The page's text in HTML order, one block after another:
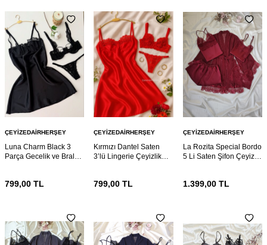
ÇEYIZEDAIRHERŞEY
Luna Charm Black 3
Parça Gecelik ve Bralet
799,00 TL
ÇEYIZEDAIRHERŞEY
Kırmızı Dantel Saten
3’lü Lingerie Çeyizlik
799,00 TL
ÇEYIZEDAIRHERŞEY
La Rozita Special Bordo
5 Li Saten Şifon Çeyiz
1.399,00TL